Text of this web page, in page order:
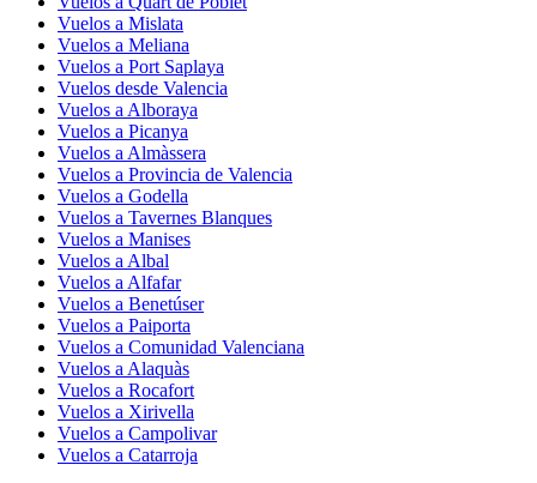
Vuelos a Mislata
Vuelos a Meliana
Vuelos a Port Saplaya
Vuelos desde Valencia
Vuelos a Alboraya
Vuelos a Picanya
Vuelos a Almàssera
Vuelos a Provincia de Valencia
Vuelos a Godella
Vuelos a Tavernes Blanques
Vuelos a Manises
Vuelos a Albal
Vuelos a Alfafar
Vuelos a Benetúser
Vuelos a Paiporta
Vuelos a Comunidad Valenciana
Vuelos a Alaquàs
Vuelos a Rocafort
Vuelos a Xirivella
Vuelos a Campolivar
Vuelos a Catarroja